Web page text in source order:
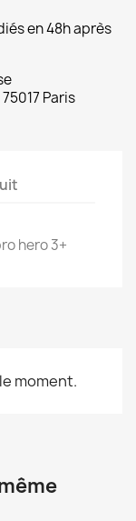
en 48h après
Paris
hero 3+
moment.